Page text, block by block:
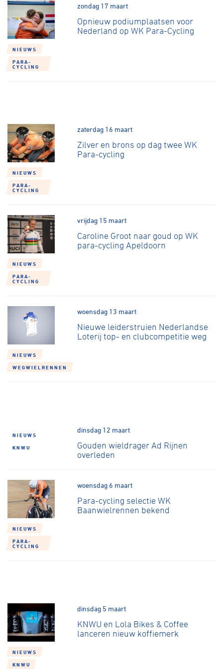
Over ons
Lid worden
NIEUWS
PARA-
CYCLING
zondag 17 maart
Opnieuw podiumplaatsen voor
Nederland op WK Para-Cycling
NIEUWS
PARA-
CYCLING
zaterdag 16 maart
Zilver en brons op dag twee WK
Para-cycling
NIEUWS
PARA-
CYCLING
vrijdag 15 maart
Caroline Groot naar goud op WK
para-cycling Apeldoorn
NIEUWS
WEGWIELRENNEN
woensdag 13 maart
Nieuwe leiderstruien Nederlandse
Loterij top- en clubcompetitie weg
NIEUWS
KNWU
dinsdag 12 maart
Gouden wieldrager Ad Rijnen
overleden
NIEUWS
PARA-
CYCLING
woensdag 6 maart
Para-cycling selectie WK
Baanwielrennen bekend
NIEUWS
KNWU
dinsdag 5 maart
KNWU en Lola Bikes & Coffee
lanceren nieuw koffiemerk
Pumptrack Fixed gear